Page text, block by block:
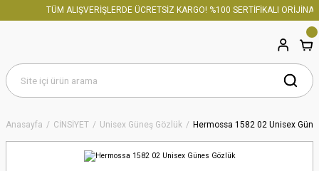
TÜM ALIŞVERİŞLERDE ÜCRETSİZ KARGO! %100 SERTİFİKALI ORİJİNAL
Anasayfa CİNSİYET Unisex Güneş Gözlük Hermossa 1582 02 Unisex